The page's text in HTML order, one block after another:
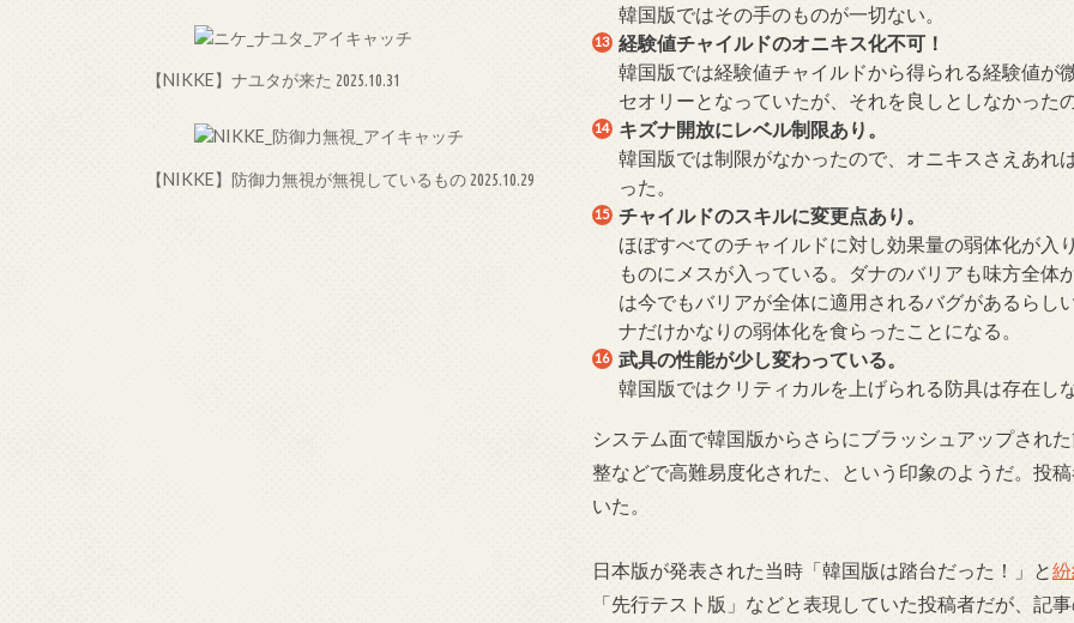
韓国版ではその手のものが一切ない。
経験値チャイルドのオニキス化不可！
韓国版では経験値チャイルドから得られる経験値が
セオリーとなっていたが、それを良しとしなかった
キズナ開放にレベル制限あり。
韓国版では制限がなかったので、オニキスさえあれ
った。
チャイルドのスキルに変更点あり。
ほぼすべてのチャイルドに対し効果量の弱体化が入
ものにメスが入っている。ダナのバリアも味方全
は今でもバリアが全体に適用されるバグがあるらし
ナだけかなりの弱体化を食らったことになる。
武具の性能が少し変わっている。
韓国版ではクリティカルを上げられる防具は存在し
システム面で韓国版からさらにブラッシュアップされ
整などで高難易度化された、という印象のようだ。投
いた。
日本版が発表された当時「韓国版は踏台だった！」と
「先行テスト版」などと表現していた投稿者だが、記
【NIKKE】ナユタが来た 2025.10.31
【NIKKE】防御力無視が無視しているもの 2025.10.29